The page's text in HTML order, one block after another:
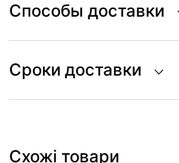
Способы доставки
Сроки доставки
Схожі товари